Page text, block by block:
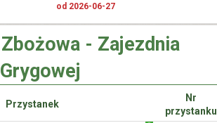
od 2026-06-27
Zbożowa - Zajezdnia
Grygowej
Przystanek
Nr
przystanku